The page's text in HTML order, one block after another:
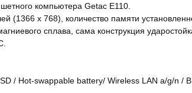
компьютера Getac E110.
x 768), количество памяти
сплава, сама конструкция
/ Hot-swappable battery/ Wireless LAN a/g/n /